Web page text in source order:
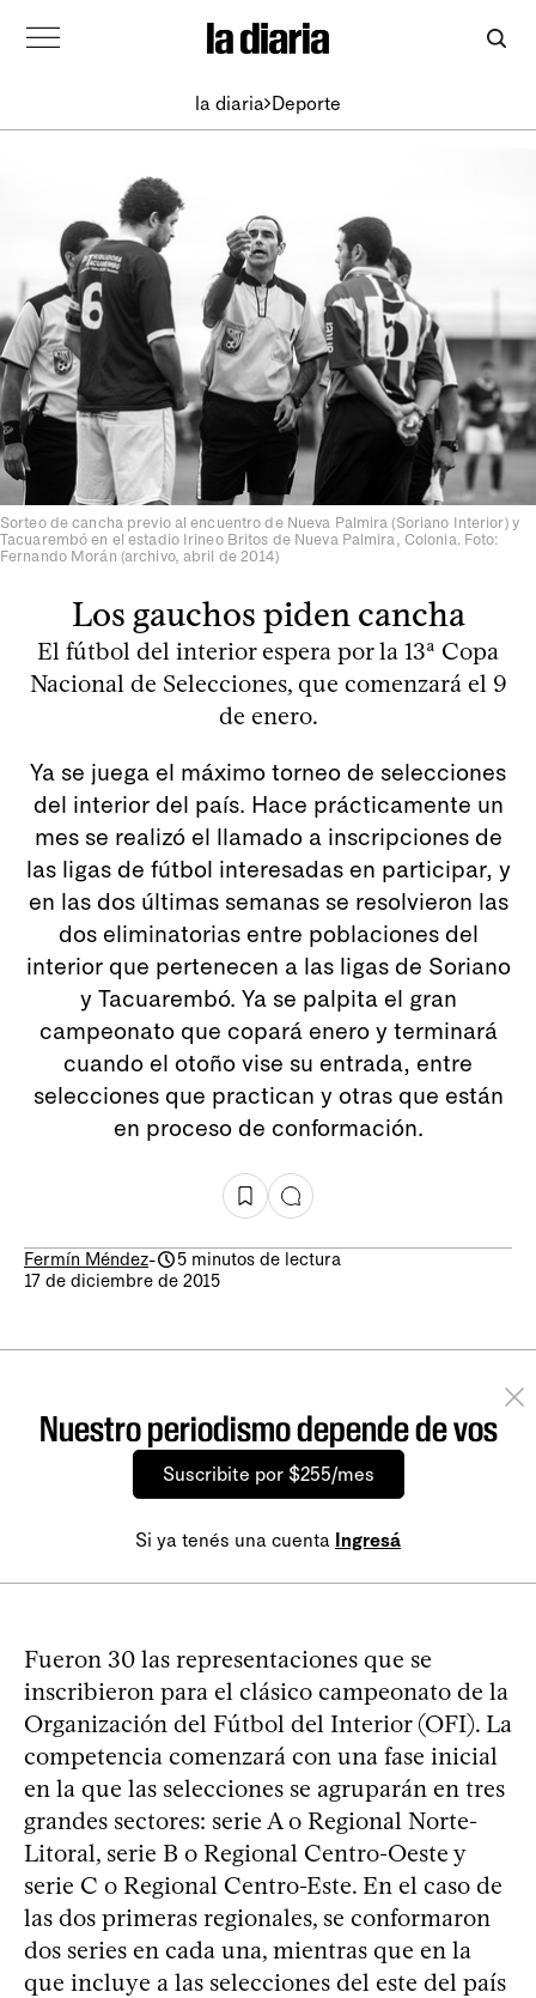
la diaria Deporte
Sorteo de cancha previo al encuentro de Nueva Palmira (Soriano Interior) y
Tacuarembó en el estadio Irineo Britos de Nueva Palmira, Colonia. Foto:
Fernando Morán (archivo, abril de 2014)
Los gauchos piden cancha
El fútbol del interior espera por la 13ª Copa
Nacional de Selecciones, que comenzará el 9
de enero.
Ya se juega el máximo torneo de selecciones
del interior del país. Hace prácticamente un
mes se realizó el llamado a inscripciones de
las ligas de fútbol interesadas en participar, y
en las dos últimas semanas se resolvieron las
dos eliminatorias entre poblaciones del
interior que pertenecen a las ligas de Soriano
y Tacuarembó. Ya se palpita el gran
campeonato que copará enero y terminará
cuando el otoño vise su entrada, entre
selecciones que practican y otras que están
en proceso de conformación.
Fermín Méndez-
5 minutos de lectura
17 de diciembre de 2015
Nuestro periodismo depende de vos
Suscribite por $255/mes
Si ya tenés una cuenta Ingresá
Fueron 30 las representaciones que se
inscribieron para el clásico campeonato de la
Organización del Fútbol del Interior (OFI). La
competencia comenzará con una fase inicial
en la que las selecciones se agruparán en tres
grandes sectores: serie A o Regional Norte-
Litoral, serie B o Regional Centro-Oeste y
serie C o Regional Centro-Este. En el caso de
las dos primeras regionales, se conformaron
dos series en cada una, mientras que en la
que incluye a las selecciones del este del país